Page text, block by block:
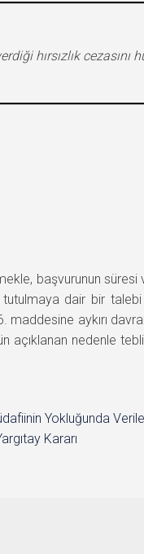
hırsızlık cezasını
başvurunun süresi
dair bir
maddesine aykırı
açıklanan nedenle
Yokluğunda Verilen
Kararı